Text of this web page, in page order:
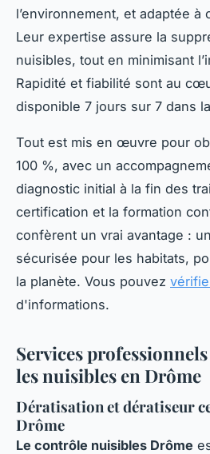
l’environnement, et adaptée à
Leur expertise assure la
nuisibles, tout en minimisant
Rapidité et fiabilité sont au
disponible 7 jours sur 7 dans
Tout est mis en œuvre pour
100 %, avec un
diagnostic initial à la fin des
certification et la formation
confèrent un vrai avantage :
sécurisée pour les habitats,
la planète. Vous pouvez
d'informations.
Services
les nuisibles en Drôme
Dératisation et dératiseur
Drôme
Le contrôle nuisibles Drôme